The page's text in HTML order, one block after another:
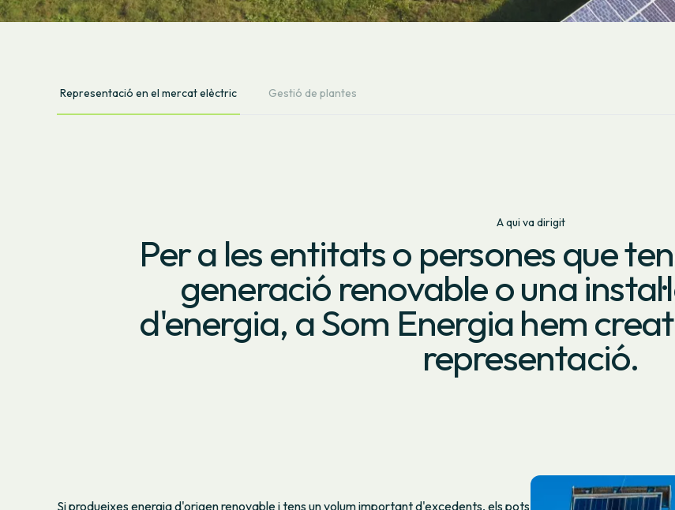
Representació en el mercat elèctric Gestió de plantes
A qui va dirigit
Per a les entitats o persones que
generació renovable o una
d'energia, a Som Energia hem
representació.
Si produeixes energia d'origen renovable i tens un volum important d'excedents, els pots